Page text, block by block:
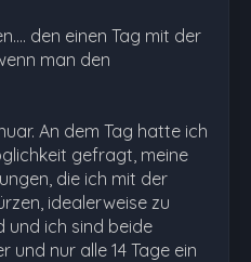
den einen Tag mit der
man den
An dem Tag hatte ich
gefragt, meine
die ich mit der
idealerweise zu
und ich sind beide
und nur alle 14 Tage ein